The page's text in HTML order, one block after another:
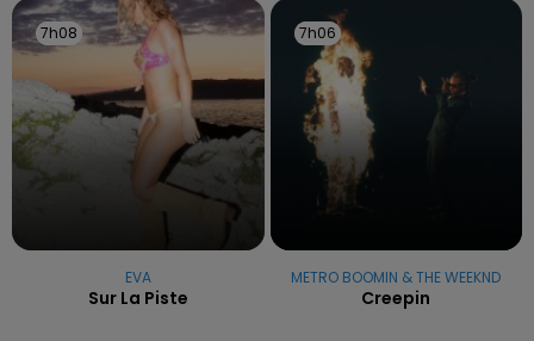
7h08
7h08
EVA
Sur La Piste
7h06
7h06
METRO BOOMIN & THE WEEKND
Creepin